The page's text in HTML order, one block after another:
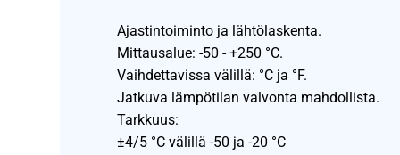
Ajastintoiminto ja lähtölaskenta.
Mittausalue: -50 - +250 °C.
Vaihdettavissa välillä: °C ja °F.
Jatkuva lämpötilan valvonta mahdollista.
Tarkkuus:
±4/5 °C välillä -50 ja -20 °C